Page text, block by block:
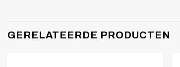
GERELATEERDE PRODUCTEN